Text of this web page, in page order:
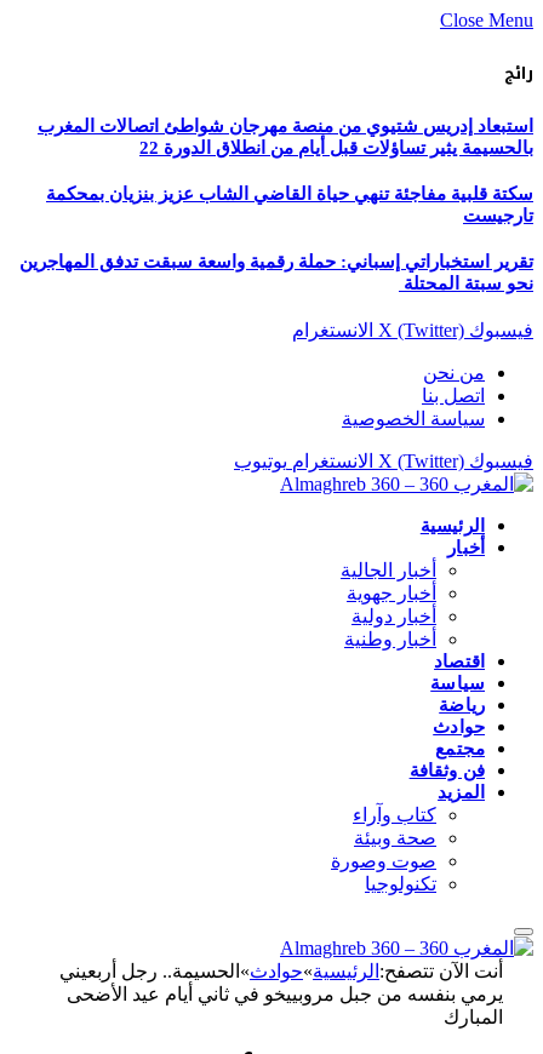
Close Menu
رائج
استبعاد إدريس شتيوي من منصة مهرجان شواطئ اتصالات المغرب
بالحسيمة يثير تساؤلات قبل أيام من انطلاق الدورة 22
سكتة قلبية مفاجئة تنهي حياة القاضي الشاب عزيز بنزيان بمحكمة
تارجيست
تقرير استخباراتي إسباني: حملة رقمية واسعة سبقت تدفق المهاجرين
نحو سبتة المحتلة
فيسبوك X (Twitter) الانستغرام
من نحن
اتصل بنا
سياسة الخصوصية
فيسبوك X (Twitter) الانستغرام يوتيوب
الرئيسية
أخبار
أخبار الجالية
أخبار جهوية
أخبار دولية
أخبار وطنية
اقتصاد
سياسة
رياضة
حوادث
مجتمع
فن وثقافة
المزيد
كتاب وآراء
صحة وبيئة
صوت وصورة
تكنولوجيا
أنت الآن تتصفح: الرئيسية»حوادث» الحسيمة.. رجل أربعيني
يرمي بنفسه من جبل مروبييخو في ثاني أيام عيد الأضحى
المبارك